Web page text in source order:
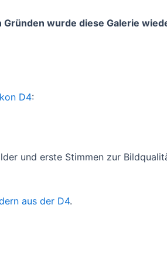
Gründen wurde diese Galerie
D4:
und erste Stimmen zur
aus der D4.